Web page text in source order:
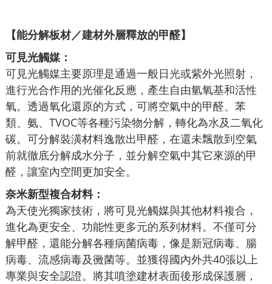
【能分解板材／建材外層釋放的甲醛】
可見光觸媒：
可見光觸媒主要原理是通過一般日光或紫外光照射，
進行光合作用的光催化反應，產生自由氫氧基和活性
氧。透過氧化還原的方式，可將空氣中的甲醛、苯
類、氨、TVOC等各種污染物分解，轉化為水及二氧化
碳。可分解裝潢材料逸散出甲醛，在還未飄散到空氣
前就徹底分解成水分子，並分解空氣中其它來源的甲
醛，讓室內空間更加安全。
奈米新型複合材料：
為天使光獨家技術，將可見光觸媒與其他材料複合，
進化為更安全、功能性更多元的系列材料。不僅可分
解甲醛，還能分解各種病菌病毒，像是新冠病毒、腸
病毒、流感病毒及黴菌等。並獲得國內外共40張以上
專業與安全認證。將其噴塗建材表面後形成保護層，